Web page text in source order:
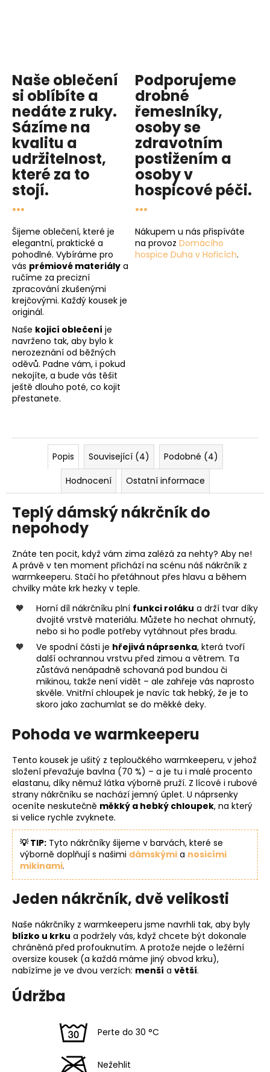
Naše oblečení
si oblíbíte a
nedáte z ruky.
Sázíme na
kvalitu a
udržitelnost,
které za to
stojí.
...
Šijeme oblečení, které je
elegantní, praktické a
pohodlné. Vybíráme pro
vás prémiové materiály a
ručíme za precizní
zpracování zkušenými
krejčovými. Každý kousek je
originál.
Naše kojicí oblečení je
navrženo tak, aby bylo k
nerozeznání od běžných
oděvů. Padne vám, i pokud
nekojíte, a bude vás těšit
ještě dlouho poté, co kojit
přestanete.
Podporujeme
drobné
řemeslníky,
osoby se
zdravotním
postižením a
osoby v
hospicové péči.
...
Nákupem u nás přispíváte
na provoz Domácího
hospice Duha v Hořicích.
Popis Související (4)
Podobné (4)
Hodnocení
Ostatní informace
Teplý dámský nákrčník do
nepohody
Znáte ten pocit, když vám zima zalézá za nehty? Aby ne!
A právě v ten moment přichází na scénu náš nákrčník z
warmkeeperu. Stačí ho přetáhnout přes hlavu a během
chvilky máte krk hezky v teple.
Horní díl nákrčníku plní funkci roláku a drží tvar díky
dvojité vrstvě materiálu. Můžete ho nechat ohrnutý,
nebo si ho podle potřeby vytáhnout přes bradu.
Ve spodní části je hřejivá náprsenka, která tvoří
další ochrannou vrstvu před zimou a větrem. Ta
zůstává nenápadně schovaná pod bundou či
mikinou, takže není vidět – ale zahřeje vás naprosto
skvěle. Vnitřní chloupek je navíc tak hebký, že je to
skoro jako zachumlat se do měkké deky.
Pohoda ve warmkeeperu
Tento kousek je ušitý z teploučkého warmkeeperu, v jehož
složení převažuje bavlna (70 %) – a je tu i malé procento
elastanu, díky němuž látka výborně pruží. Z lícové i rubové
strany nákrčníku se nachází jemný úplet. U náprsenky
oceníte neskutečně měkký a hebký chloupek, na který
si velice rychle zvyknete.
💡 TIP: Tyto nákrčníky šijeme v barvách, které se
výborně doplňují s našimi dámskými a nosicími
mikinami.
Jeden nákrčník, dvě velikosti
Naše nákrčníky z warmkeeperu jsme navrhli tak, aby byly
blízko u krku a podržely vás, když chcete být dokonale
chráněná před profouknutím. A protože nejde o ležérní
oversize kousek (a každá máme jiný obvod krku),
nabízíme je ve dvou verzích: menší a větší.
Údržba
Perte do 30 °C
Nežehlit